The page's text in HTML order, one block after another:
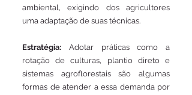
ambiental, exigindo dos agricultores
uma adaptação de suas técnicas.
Estratégia: Adotar práticas como a
rotação de culturas, plantio direto e
sistemas agroflorestais são algumas
formas de atender a essa demanda por